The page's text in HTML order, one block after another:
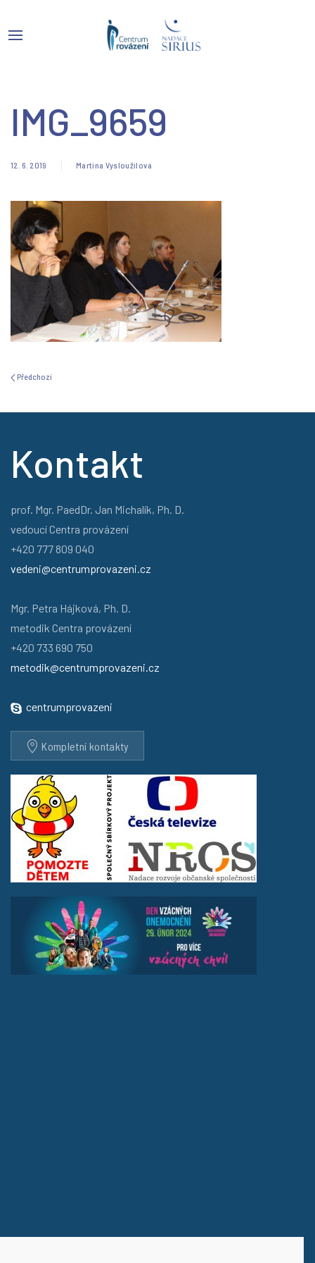
IMG_9659
12. 6. 2019 Martina Vysloužilová
Předchozí
Kontakt
prof. Mgr. PaedDr. Jan Michalík, Ph. D.
vedoucí Centra provázení
+420 777 809 040
vedeni@centrumprovazeni.cz
Mgr. Petra Hájková, Ph. D.
metodik Centra provázení
+420 733 690 750
metodik@centrumprovazeni.cz
centrumprovazeni
Kompletní kontakty